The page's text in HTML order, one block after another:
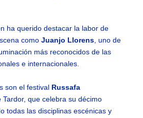
ha querido destacar la labor de
comoJuanjo Llorens, uno de
más reconocidos de las
e internacionales.
son el festival Russafa
Tardor, que celebra su décimo
todas las disciplinas escénicas y